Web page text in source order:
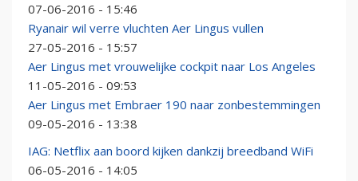
07-06-2016 - 15:46
Ryanair wil verre vluchten Aer Lingus vullen
27-05-2016 - 15:57
Aer Lingus met vrouwelijke cockpit naar Los Angeles
11-05-2016 - 09:53
Aer Lingus met Embraer 190 naar zonbestemmingen
09-05-2016 - 13:38
IAG: Netflix aan boord kijken dankzij breedband WiFi
06-05-2016 - 14:05